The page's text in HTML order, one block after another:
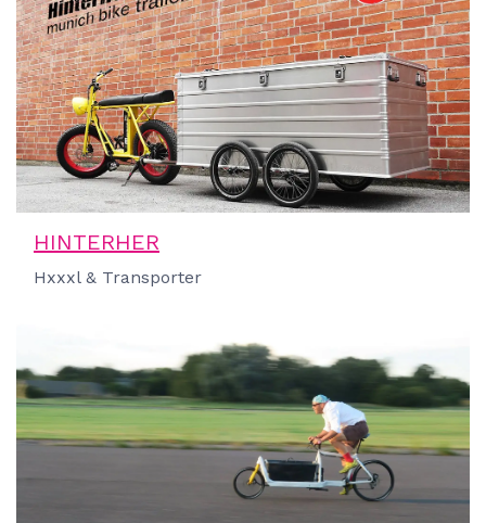
HINTERHER
Hxxxl & Transporter